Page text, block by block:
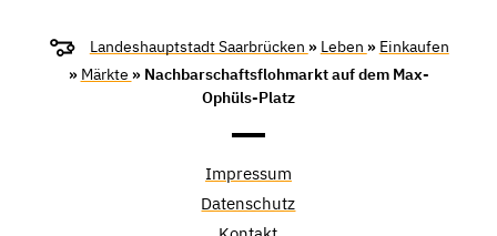
Landeshauptstadt Saarbrücken » Leben » Einkaufen
» Märkte » Nachbarschaftsflohmarkt auf dem Max-
Ophüls-Platz
Impressum
Datenschutz